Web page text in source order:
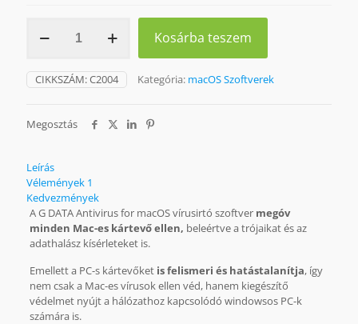
DATA
FOR
macOS
Kosárba teszem
CIKKSZÁM:C2004 Kategória: macOS Szoftverek
Megosztás
Leírás
Vélemények 1
Kedvezmények
A G DATA Antivirus for macOS vírusirtó szoftver megóv
minden Mac-es kártevő ellen, beleértve a trójaikat és az
adathalász kísérleteket is.
Emellett a PC-s kártevőket is felismeri és hatástalanítja, így
nem csak a Mac-es vírusok ellen véd, hanem kiegészítő
védelmet nyújt a hálózathoz kapcsolódó windowsos PC-k
számára is.